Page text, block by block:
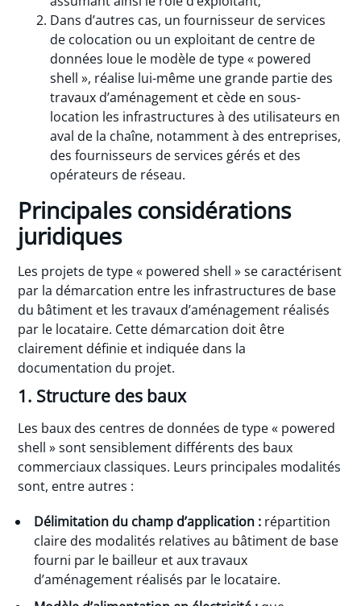
Dans d’autres cas, un fournisseur de services
de colocation ou un exploitant de centre de
données loue le modèle de type « powered
shell », réalise lui-même une grande partie des
travaux d’aménagement et cède en sous-
location les infrastructures à des utilisateurs en
aval de la chaîne, notamment à des entreprises,
des fournisseurs de services gérés et des
opérateurs de réseau.
Principales considérations
juridiques
Les projets de type « powered shell » se caractérisent
par la démarcation entre les infrastructures de base
du bâtiment et les travaux d’aménagement réalisés
par le locataire. Cette démarcation doit être
clairement définie et indiquée dans la
documentation du projet.
1. Structure des baux
Les baux des centres de données de type « powered
shell » sont sensiblement différents des baux
commerciaux classiques. Leurs principales modalités
sont, entre autres :
Délimitation du champ d’application : répartition
claire des modalités relatives au bâtiment de base
fourni par le bailleur et aux travaux
d’aménagement réalisés par le locataire.